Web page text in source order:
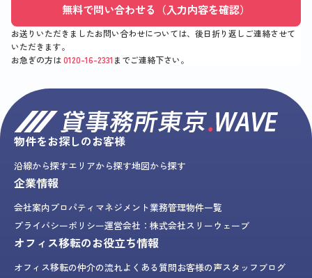
無料で問い合わせる（入力内容を確認）
お送りいただきましたお問い合わせについては、後日折り返しご連絡させて
いただきます。
お急ぎの方は0120-16-2331 までご連絡下さい。
物件をお探しのお客様
沿線から探すエリアから探す地図から探す
企業情報
会社案内プロパティマネジメント業務管理物件一覧
プライバシーポリシー運営会社：株式会社スリーウェーブ
オフィス移転のお役立ち情報
オフィス移転の仲介の流れよくある質問お客様の声スタッフブログ